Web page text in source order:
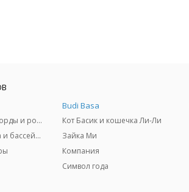
Самокаты, скейтборды и ролики
Товары для пляжа и бассейны
Budi Basa
Кот Басик и кошечка Ли-Ли
Зайка Ми
Компания
Символ года